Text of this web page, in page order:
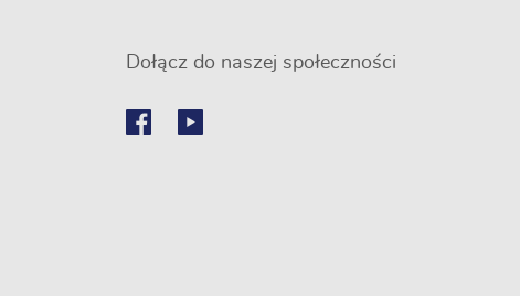
Dołącz do naszej społeczności